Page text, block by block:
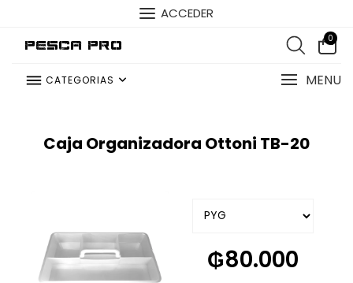
ACCEDER
Pesca Pro 0
CATEGORIAS MENU
Caja Organizadora Ottoni TB-20
₲80.000